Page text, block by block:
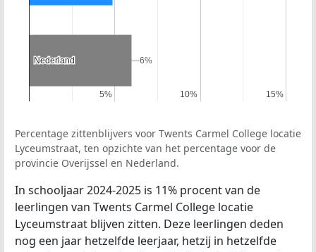
5%
5% 10%
10% 15%
15%
Nederland
Nederland 6%
6%
Percentage zittenblijvers voor Twents Carmel College locatie
Lyceumstraat, ten opzichte van het percentage voor de
provincie Overijssel en Nederland.
In schooljaar 2024-2025 is 11% procent van de
leerlingen van Twents Carmel College locatie
Lyceumstraat blijven zitten. Deze leerlingen deden
nog een jaar hetzelfde leerjaar, hetzij in hetzelfde